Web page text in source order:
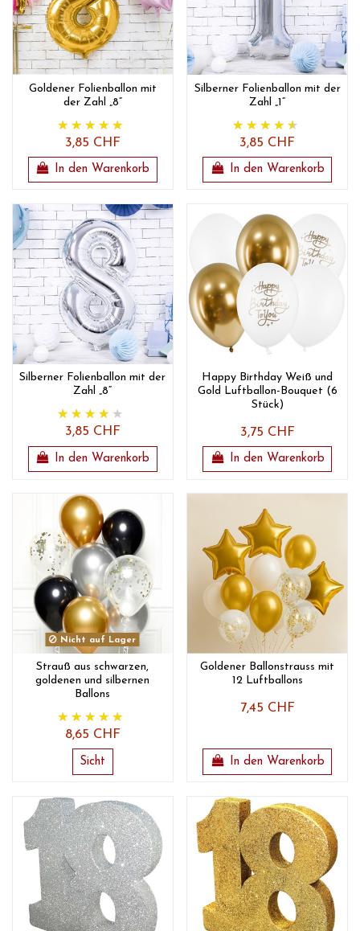
Goldener Folienballon mit
der Zahl „8“
3,85 CHF
In den Warenkorb
Silberner Folienballon mit der
Zahl „1“
3,85 CHF
In den Warenkorb
Silberner Folienballon mit der
Zahl „8“
3,85 CHF
In den Warenkorb
Happy Birthday Weiß und
Gold Luftballon-Bouquet (6
Stück)
3,75 CHF
In den Warenkorb
Nicht auf Lager
Strauß aus schwarzen,
goldenen und silbernen
Ballons
8,65 CHF
Sicht
Goldener Ballonstrauss mit
12 Luftballons
7,45 CHF
In den Warenkorb